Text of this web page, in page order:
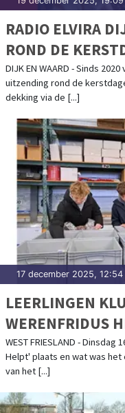
RADIO ELVIRA
ROND DE
DIJK EN WAARD - Sinds
uitzending rond de
dekking via de [...]
17 december 2025, 12:54
LEERLINGEN
WERENFRIDUS
WEST FRIESLAND -
Helpt' plaats en wat was
van het [...]